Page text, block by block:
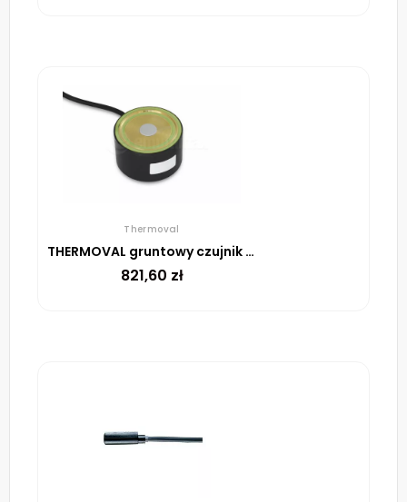
Thermoval
THERMOVAL gruntowy czujnik śniegu i lodu ESF 524 001
821,60 zł